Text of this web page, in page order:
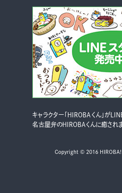
キャラクター「HIROBAくん」が
名古屋弁のHIROBAくんに癒されま
Copyright © 2016 HIROBA!